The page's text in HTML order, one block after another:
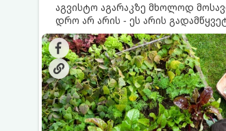
აგვისტო აგარაკზე მხოლოდ
დრო არ არის - ეს არის
როდესაც საფუძველი ეყრება
მოსავალს და ბაღი მზადდება
ზამთრის სეზონისთვის.
ნიადაგმა ენერგია აღიდგინოს,
მცენარეებმა ზამთარს გაუძლონ,
ბოლომდე 5 მნიშვნელოვანი
უნდა მოასწროთ: